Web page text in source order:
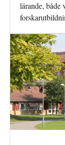
lärande, både